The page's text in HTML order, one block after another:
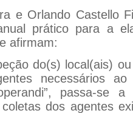
e Orlando Castello
prático para a
afirmam:
do(s) local(ais)
necessários
passa-se
dos agentes